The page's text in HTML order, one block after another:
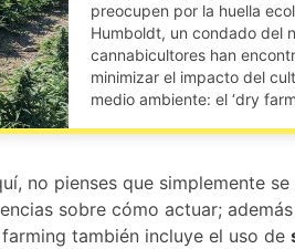
preocupen por la huella
Humboldt, un condado del
cannabicultores han
minimizar el impacto del
medio ambiente: el ‘dry
no pienses que simplemente
sobre cómo actuar;
también incluye el uso de